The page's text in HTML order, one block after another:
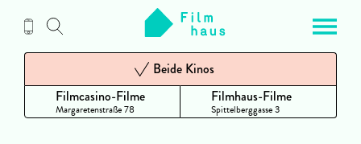
Inhalt
Filmcasino-Filme
Margaretenstraße 78
Beide Kinos
Filmhaus-Filme
Spittelberggasse 3